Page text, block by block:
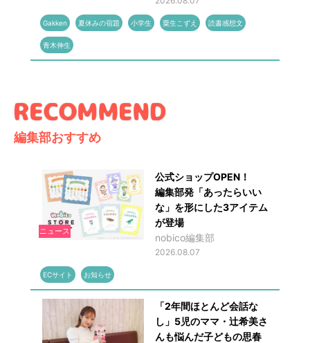
Gakken 夏休みの宿題 小学生 粟生こずえ 読書感想文
青木伸生
編集部おすすめ
ニュース
公式ショップOPEN！
編集部発「あったらいい
な」を形にした3アイテム
が登場
nobico編集部
2026.08.07
ECサイト お知らせ
「2年間ほとんど会話な
し」5児のママ・辻希美さ
んも悩んだ子どもの思春